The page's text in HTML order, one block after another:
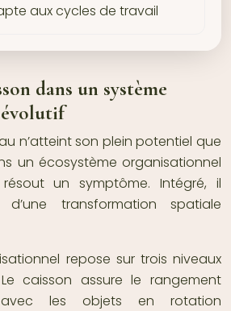
aux cycles de travail
dans un système
évolutif
n’atteint son plein potentiel que
un écosystème organisationnel
un symptôme. Intégré, il
transformation spatiale
repose sur trois niveaux
caisson assure le rangement
les objets en rotation